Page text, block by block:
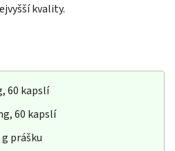
kvality.
60 kapslí
60 kapslí
g prášku